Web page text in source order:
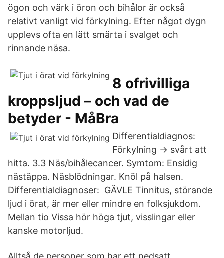
ögon och värk i öron och bihålor är också
relativt vanligt vid förkylning. Efter något dygn
upplevs ofta en lätt smärta i svalget och
rinnande näsa.
8 ofrivilliga
kroppsljud – och vad de
betyder - MåBra
Differentialdiagnos:
Förkylning → svårt att
hitta. 3.3 Näs/bihålecancer. Symtom: Ensidig
nästäppa. Näsblödningar. Knöl på halsen.
Differentialdiagnoser: GÄVLE Tinnitus, störande
ljud i örat, är mer eller mindre en folksjukdom.
Mellan tio Vissa hör höga tjut, visslingar eller
kanske motorljud.
Alltså de personer som har ett nedsatt